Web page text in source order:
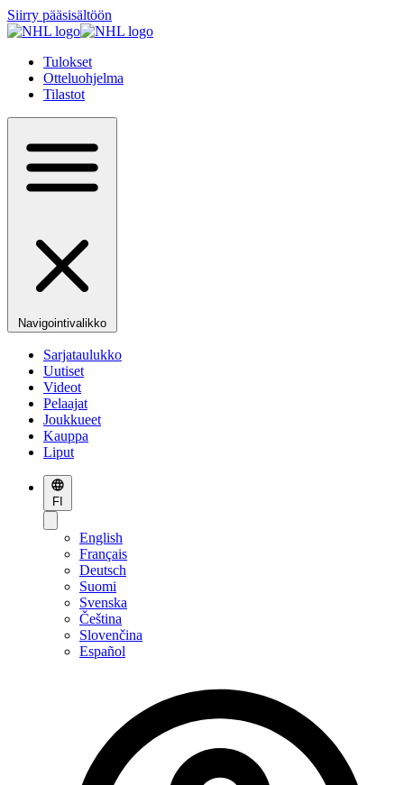
Siirry pääsisältöön
Tulokset
Otteluohjelma
Tilastot
Navigointivalikko
Sarjataulukko
Uutiset
Videot
Pelaajat
Joukkueet
Kauppa
Liput
FI
English
Français
Deutsch
Suomi
Svenska
Čeština
Slovenčina
Español